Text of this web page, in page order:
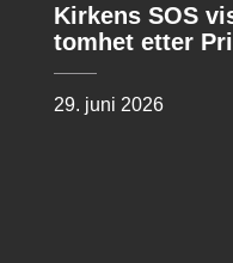
Kirkens SOS
tomhet etter
29. juni 2026